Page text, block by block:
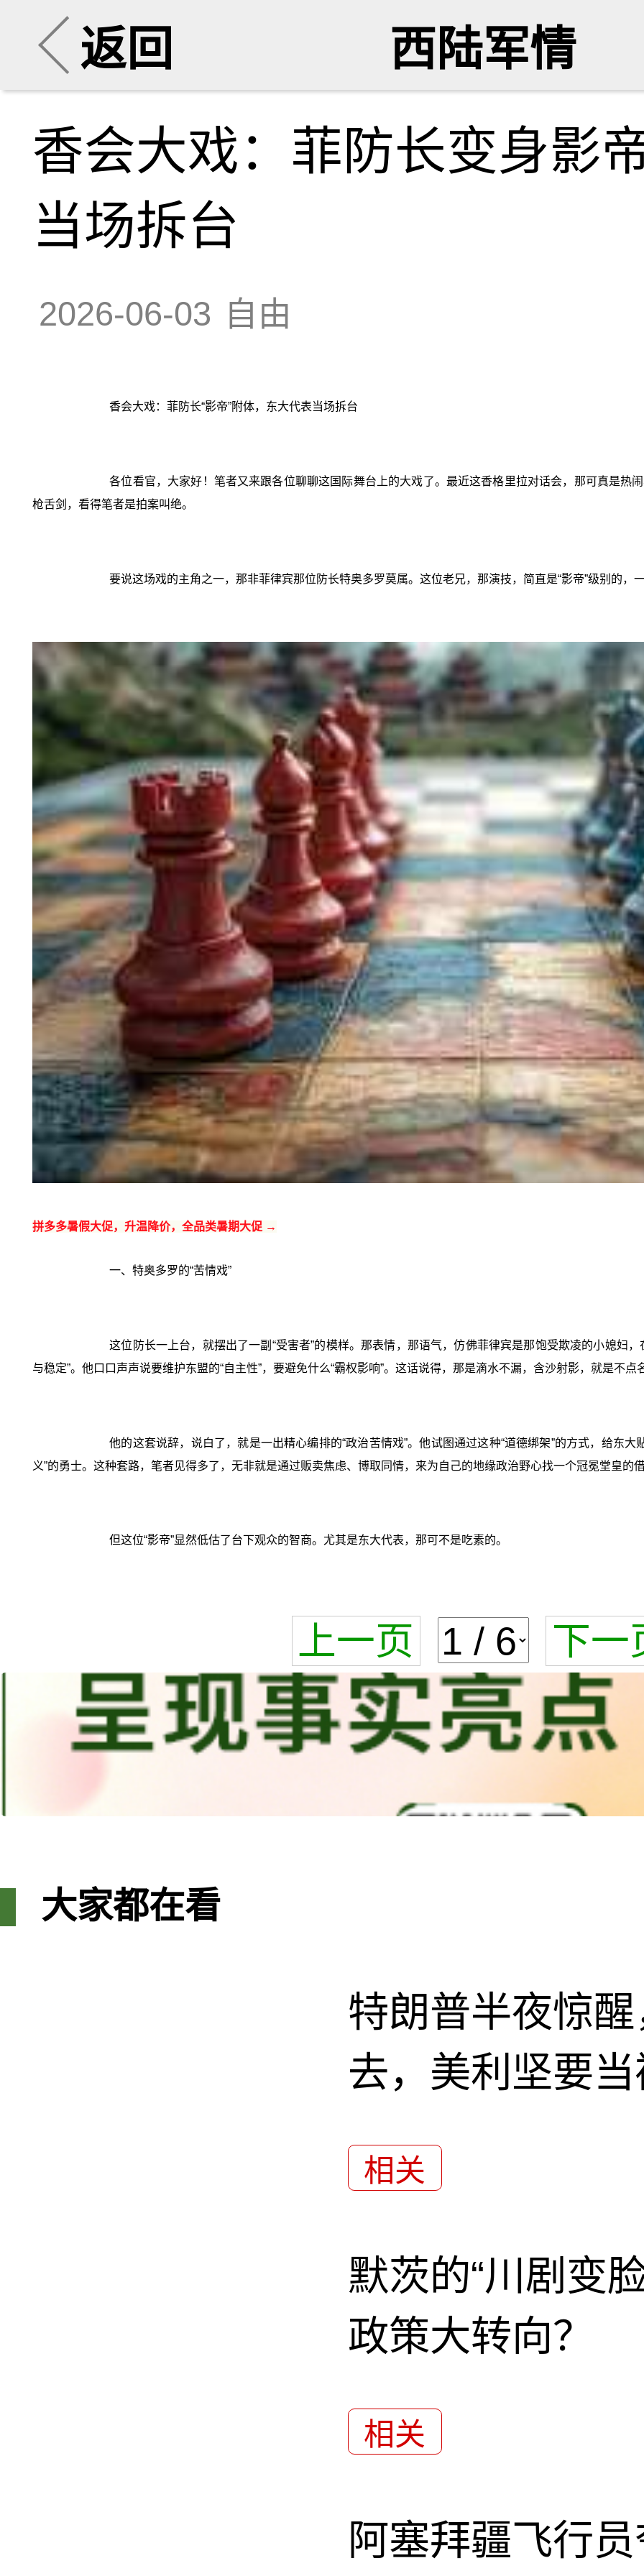
返回 西陆军情
香会大戏：菲防长变身影
当场拆台
2026-06-03 自由
香会大戏：菲防长“影帝”附体，东大代表当场拆台
各位看官，大家好！笔者又来跟各位聊聊这国际舞台上的大戏了。最近这香格里拉对话会，那可真是热
枪舌剑，看得笔者是拍案叫绝。
要说这场戏的主角之一，那非菲律宾那位防长特奥多罗莫属。这位老兄，那演技，简直是“影帝”级别的，
拼多多暑假大促，升温降价，全品类暑期大促 →
一、特奥多罗的“苦情戏”
这位防长一上台，就摆出了一副“受害者”的模样。那表情，那语气，仿佛菲律宾是那饱受欺凌的小媳妇
与稳定”。他口口声声说要维护东盟的“自主性”，要避免什么“霸权影响”。这话说得，那是滴水不漏，含沙射影，就是不
他的这套说辞，说白了，就是一出精心编排的“政治苦情戏”。他试图通过这种“道德绑架”的方式，给东大
义”的勇士。这种套路，笔者见得多了，无非就是通过贩卖焦虑、博取同情，来为自己的地缘政治野心找一个冠冕堂皇的
但这位“影帝”显然低估了台下观众的智商。尤其是东大代表，那可不是吃素的。
上一页 下一
大家都在看
特朗普半夜惊
去，美利坚要
相关
默茨的“川剧变
政策大转向？
相关
阿塞拜疆飞行